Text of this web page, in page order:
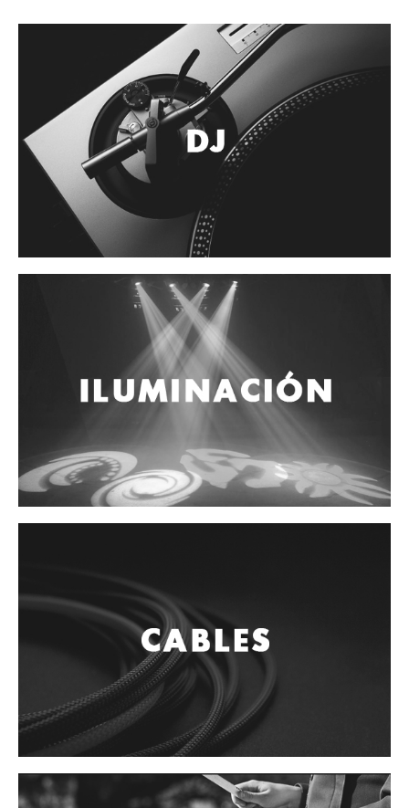
Guitarra Metal
Guitarra Nylon
Guitarra Electrica
Bajo
Otros instrumentos de arco
Otros instrumentos de Cuerdas